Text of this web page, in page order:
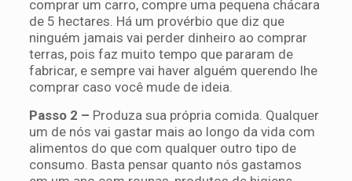
comprar um carro, compre uma pequena chácara
de 5 hectares. Há um provérbio que diz que
ninguém jamais vai perder dinheiro ao comprar
terras, pois faz muito tempo que pararam de
fabricar, e sempre vai haver alguém querendo lhe
comprar caso você mude de ideia.
Passo 2 – Produza sua própria comida. Qualquer
um de nós vai gastar mais ao longo da vida com
alimentos do que com qualquer outro tipo de
consumo. Basta pensar quanto nós gastamos